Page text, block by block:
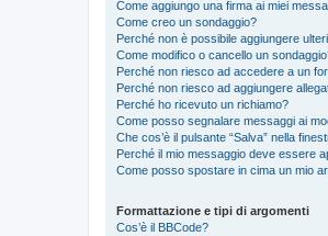
Come aggiungo una firma ai miei
Come creo un sondaggio?
Perché non è possibile aggiungere
Come modifico o cancello un
Perché non riesco ad accedere a un
Perché non riesco ad aggiungere
Perché ho ricevuto un richiamo?
Come posso segnalare messaggi ai
Che cos’è il pulsante “Salva” nella
Perché il mio messaggio deve essere
Come posso spostare in cima un mio
Formattazione e tipi di argomenti
Cos’è il BBCode?